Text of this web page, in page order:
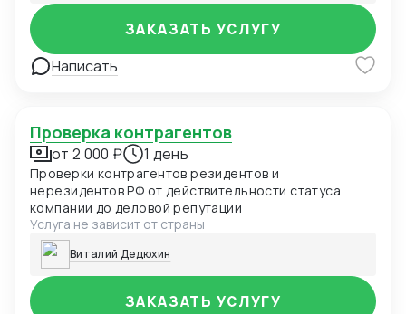
Написать
ЗАКАЗАТЬ УСЛУГУ
Проверка контрагентов
от 2 000 ₽ 1 день
Проверки контрагентов резидентов и
нерезидентов РФ от действительности статуса
компании до деловой репутации
Услуга не зависит от страны
Виталий Дедюхин
ЗАКАЗАТЬ УСЛУГУ